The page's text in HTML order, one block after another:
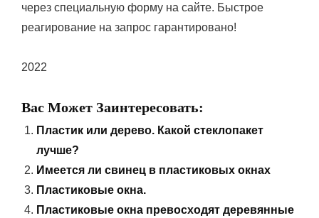
через специальную форму на сайте. Быстрое
реагирование на запрос гарантировано!
2022
Вас Может Заинтересовать:
Пластик или дерево. Какой стеклопакет
лучше?
Имеется ли свинец в пластиковых окнах
Пластиковые окна.
Пластиковые окна превосходят деревянные